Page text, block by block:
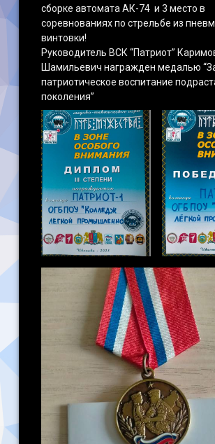
сборке автомата АК-74 и 3 место в
соревнованиях по стрельбе из
винтовки!
Руководитель ВСК “Патриот”
Шамильевич награжден медалью
патриотическое воспитание
поколения”